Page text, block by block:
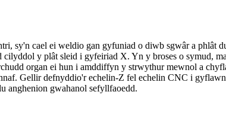
sy'n cael ei weldio gan gyfuniad o diwb sgwâr a phlât
y plât sleid i gyfeiriad X. Yn y broses o symud,
organ ei hun i amddiffyn y strwythur mewnol a
Gellir defnyddio'r echelin-Z fel echelin CNC i
anghenion gwahanol sefyllfaoedd.